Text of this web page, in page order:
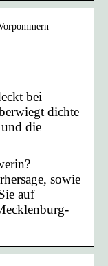
bei
dichte
die
sowie
auf